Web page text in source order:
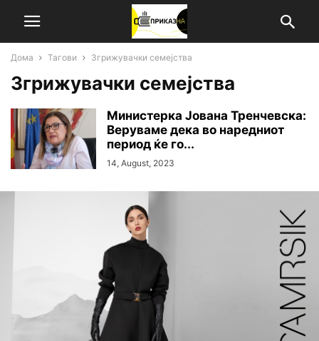
Дома Тагови Згрижувачки семејства
Згрижувачки семејства
Министерка Јована Тренчевска:
Веруваме дека во наредниот
период ќе го...
14, August, 2023